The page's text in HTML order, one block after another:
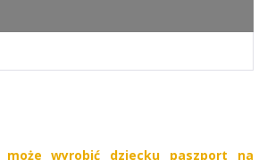
wyrobić dziecku paszport na